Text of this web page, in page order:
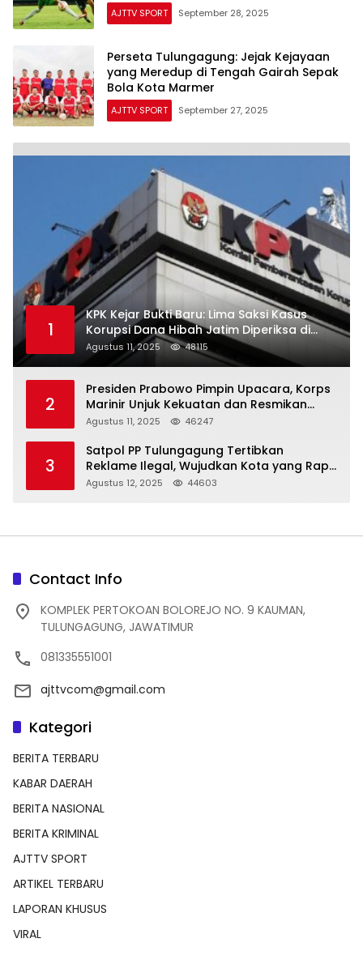
AJTTV SPORT September 28, 2025
Perseta Tulungagung: Jejak Kejayaan
yang Meredup di Tengah Gairah Sepak
Bola Kota Marmer
AJTTV SPORT September 27, 2025
1
KPK Kejar Bukti Baru: Lima Saksi Kasus
Korupsi Dana Hibah Jatim Diperiksa di
Trenggalek
Agustus 11, 2025 48115
2
Presiden Prabowo Pimpin Upacara, Korps
Marinir Unjuk Kekuatan dan Resmikan
Struktur Baru
Agustus 11, 2025 46247
3
Satpol PP Tulungagung Tertibkan
Reklame Ilegal, Wujudkan Kota yang Rapi
dan Indah
Agustus 12, 2025 44603
Contact Info
KOMPLEK PERTOKOAN BOLOREJO NO. 9 KAUMAN,
TULUNGAGUNG, JAWATIMUR
081335551001
ajttvcom@gmail.com
Kategori
BERITA TERBARU
KABAR DAERAH
BERITA NASIONAL
BERITA KRIMINAL
AJTTV SPORT
ARTIKEL TERBARU
LAPORAN KHUSUS
VIRAL